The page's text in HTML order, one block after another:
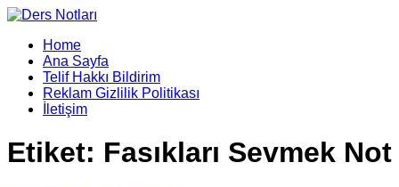
Home
Ana Sayfa
Telif Hakkı Bildirim
Reklam Gizlilik Politikası
İletişim
Etiket: Fasıkları Sevmek Not